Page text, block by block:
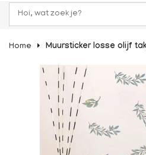
Home Muursticker losse olijf